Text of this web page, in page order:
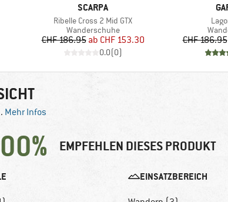
MARKE
SCARPA
Artikel
Ribelle Cross 2 Mid GTX
Produktgruppe
Wanderschuhe
Preis
CHF 186.95 reduzierter Preis
ab CHF 153.30
0.0(0)
CHF 186.95
Mehr Infos
EMPFEHLEN DIESES PRODUKT
EINSATZBEREICH